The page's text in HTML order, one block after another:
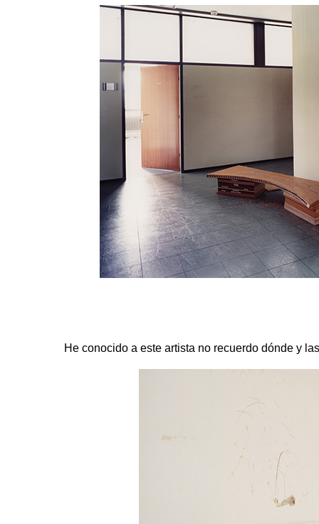
He conocido a este artista no recuerdo dónde y